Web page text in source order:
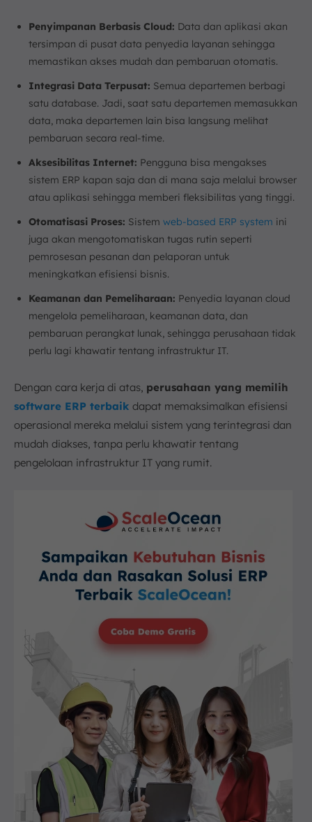
Penyimpanan Berbasis Cloud: Data dan aplikasi akan
tersimpan di pusat data penyedia layanan sehingga
memastikan akses mudah dan pembaruan otomatis.
Integrasi Data Terpusat: Semua departemen berbagi
satu database. Jadi, saat satu departemen memasukkan
data, maka departemen lain bisa langsung melihat
pembaruan secara real-time.
Aksesibilitas Internet: Pengguna bisa mengakses
sistem ERP kapan saja dan di mana saja melalui browser
atau aplikasi sehingga memberi fleksibilitas yang tinggi.
Otomatisasi Proses: Sistem web-based ERP system ini
juga akan mengotomatiskan tugas rutin seperti
pemrosesan pesanan dan pelaporan untuk
meningkatkan efisiensi bisnis.
Keamanan dan Pemeliharaan: Penyedia layanan cloud
mengelola pemeliharaan, keamanan data, dan
pembaruan perangkat lunak, sehingga perusahaan tidak
perlu lagi khawatir tentang infrastruktur IT.
Dengan cara kerja di atas, perusahaan yang memilih
software ERP terbaik dapat memaksimalkan efisiensi
operasional mereka melalui sistem yang terintegrasi dan
mudah diakses, tanpa perlu khawatir tentang
pengelolaan infrastruktur IT yang rumit.